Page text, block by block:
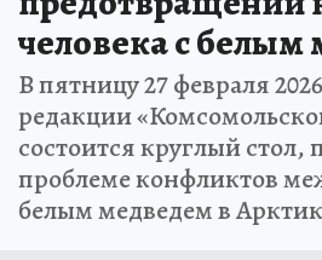
человека с
В пятницу 27 февраля
редакции
состоится круглый
проблеме конфликтов
белым медведем в